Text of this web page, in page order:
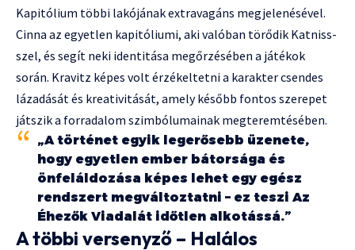
Kapitólium többi lakójának extravagáns megjelenésével.
Cinna az egyetlen kapitóliumi, aki valóban törődik Katniss-
szel, és segít neki identitása megőrzésében a játékok
során. Kravitz képes volt érzékeltetni a karakter csendes
lázadását és kreativitását, amely később fontos szerepet
játszik a forradalom szimbólumainak megteremtésében.
„A történet egyik legerősebb üzenete,
hogy egyetlen ember bátorsága és
önfeláldozása képes lehet egy egész
rendszert megváltoztatni – ez teszi Az
Éhezők Viadalát időtlen alkotássá.”
A többi versenyző – Halálos